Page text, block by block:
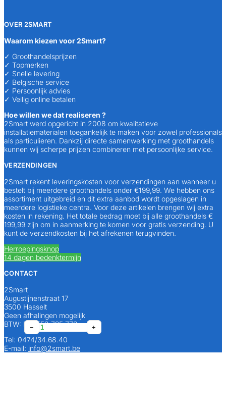
−
100
x
Helia
Bevestigingsclip
+
−
Markeersysteem
50
stuks/doos
16mm
+
−
Markeersysteem
50
stuks/doos
20mm
+
OVER 2SMART
Waarom kiezen voor 2Smart?
✓ Groothandelsprijzen
✓ Topmerken
✓ Snelle levering
✓ Belgische service
✓ Persoonlijk advies
✓ Veilig online betalen
Hoe willen we dat realiseren ?
2Smart werd opgericht in 2008 om kwalitatieve
installatiematerialen toegankelijk te maken voor zowel professionals
als particulieren. Dankzij directe samenwerking met groothandels
kunnen wij scherpe prijzen combineren met persoonlijke service.
VERZENDINGEN
2Smart rekent leveringskosten voor verzendingen aan wanneer u
bestelt bij meerdere groothandels onder €199,99. We hebben ons
assortiment uitgebreid en dit extra aanbod wordt opgeslagen in
meerdere logistieke centra. Voor deze artikelen brengen wij extra
kosten in rekening. Het totale bedrag moet bij alle groothandels €
199,99 zijn om in aanmerking te komen voor gratis verzending. U
kunt de verzendkosten bij het afrekenen terugvinden.
Herroepingsknop
14 dagen bedenktermijn
CONTACT
2Smart
Augustijnenstraat 17
3500 Hasselt
Geen afhalingen mogelijk
BTW: BE0552 795 773
Tel: 0474/34.68.40
E-mail: info@2smart.be